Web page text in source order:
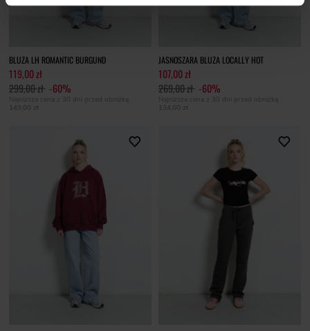
BLUZA LH ROMANTIC BURGUND
119,00 zł
299,00 zł -60%
Najniższa cena z 30 dni przed obniżką
149,00 zł
JASNOSZARA BLUZA LOCALLY HOT
107,00 zł
269,00 zł -60%
Najniższa cena z 30 dni przed obniżką
134,00 zł